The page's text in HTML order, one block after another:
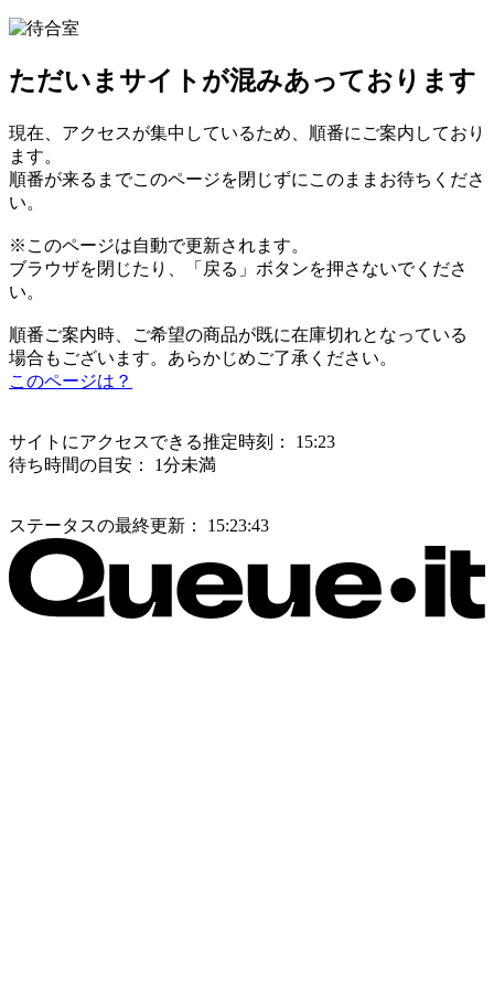
ただいまサイトが混みあっております
現在、アクセスが集中しているため、順番にご案内しており
ます。
順番が来るまでこのページを閉じずにこのままお待ちくださ
い。
※このページは自動で更新されます。
ブラウザを閉じたり、「戻る」ボタンを押さないでくださ
い。
順番ご案内時、ご希望の商品が既に在庫切れとなっている
場合もございます。あらかじめご了承ください。
このページは？
サイトにアクセスできる推定時刻：
15:23
待ち時間の目安：
1分未満
ステータスの最終更新： 15:23:43